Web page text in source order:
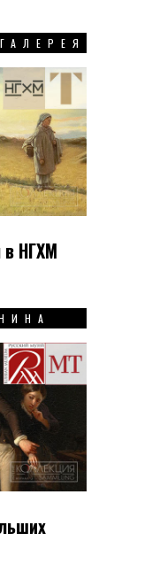
в НГХМ